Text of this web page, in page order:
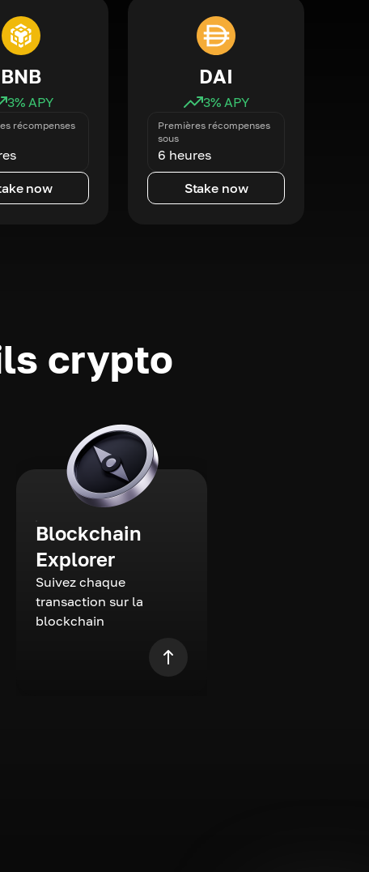
BNB
3% APY
récompenses
now
DAI
3% APY
Premières récompenses
sous
6 heures
Stake now
crypto
Blockchain
Explorer
Suivez chaque
transaction sur la
blockchain